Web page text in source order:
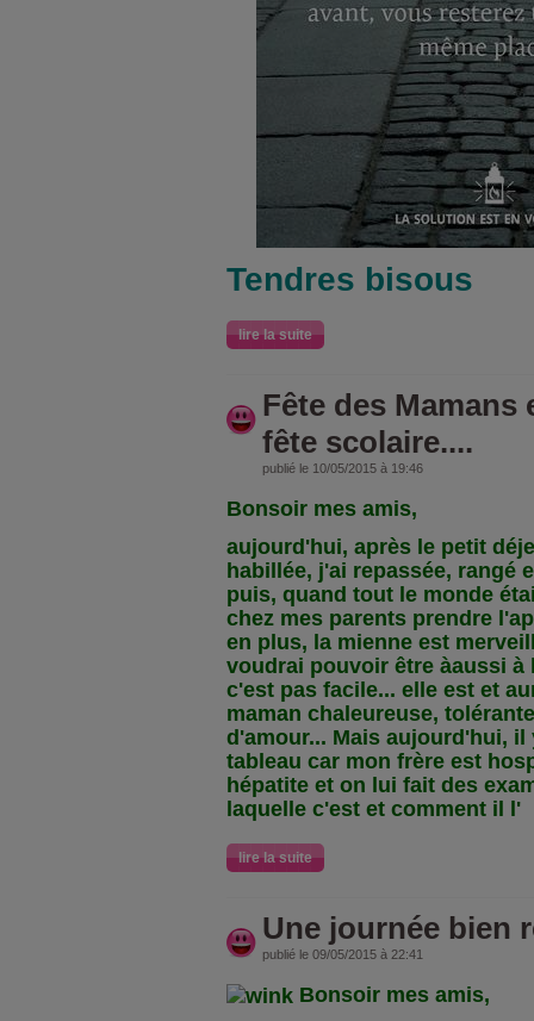
Tendres bisous
lire la suite
Fête des Mamans
fête scolaire....
publié le 10/05/2015 à 19:46
Bonsoir mes amis,
aujourd'hui, après le petit
habillée, j'ai repassée, rangé
puis, quand tout le monde
chez mes parents prendre
en plus, la mienne est
voudrai pouvoir être àaussi à
c'est pas facile... elle est et
maman chaleureuse,
d'amour... Mais aujourd'hui, il
tableau car mon frère est
hépatite et on lui fait des
laquelle c'est et comment il l'
lire la suite
Une journée bien
publié le 09/05/2015 à 22:41
Bonsoir mes amis,